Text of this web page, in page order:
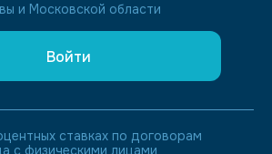
и Московской области
Войти
ставках по договорам
с физическими лицами